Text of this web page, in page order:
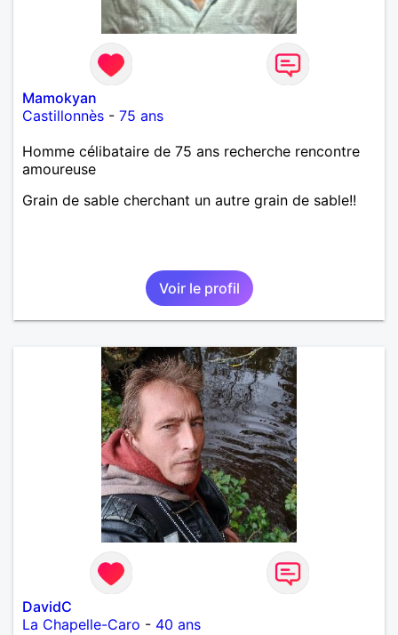
Mamokyan
Castillonnès - 75 ans
Homme célibataire de 75 ans recherche rencontre
amoureuse
Grain de sable cherchant un autre grain de sable!!
Voir le profil
DavidC
La Chapelle-Caro - 40 ans